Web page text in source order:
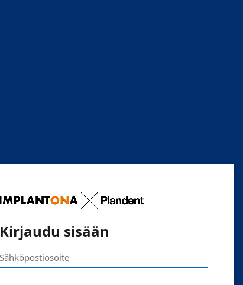
Kirjaudu sisään